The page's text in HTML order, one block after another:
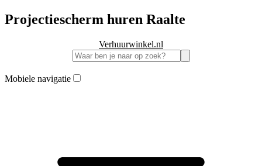
Projectiescherm huren Raalte
Verhuurwinkel.nl
Mobiele navigatie